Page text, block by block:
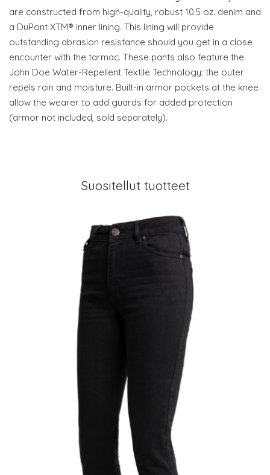
are constructed from high-quality, robust 10.5 oz. denim and
a DuPont XTM® inner lining. This lining will provide
outstanding abrasion resistance should you get in a close
encounter with the tarmac. These pants also feature the
John Doe Water-Repellent Textile Technology: the outer
repels rain and moisture. Built-in armor pockets at the knee
allow the wearer to add guards for added protection
(armor not included, sold separately).
Suositellut tuotteet